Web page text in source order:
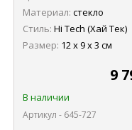
Материал: стекло
Стиль: Hi Tech (Хай Тек)
Размер: 12 х 9 х 3 см
9
В наличии
Артикул - 645-727